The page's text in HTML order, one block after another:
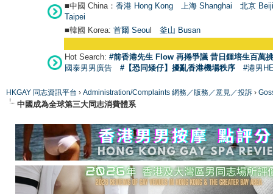
■中國 China： 香港 Hong Kong 上海 Shanghai
北京
Taipei
■韓國 Korea: 首爾 Seoul 釜山 Busan
Hot Search: #前香港先生 Flow 再捲爭議 昔日鍾培生百萬
國泰男男廣告
#【恐同矮仔】擾亂香港機場秩序 #港男
HKGAY 同志資訊平台 › Administration/Complaints 網務／版務／意見／投訴 ›
中國成為全球第三大同志消費體系